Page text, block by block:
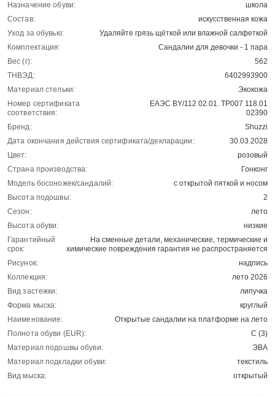
Назначение обуви:
школа
Состав:
искусственная кожа
Уход за обувью:
Удаляйте грязь щёткой или влажной салфеткой
Комплектация:
Сандалии для девочки - 1 пара
Вес (г):
562
ТНВЭД:
6402993900
Материал стельки:
Экокожа
Номер сертификата
соответствия:
ЕАЭС BY/112 02.01. ТР007 118.01
02390
Бренд:
Shuzzi
Дата окончания действия сертификата/декларации:
30.03.2028
Цвет:
розовый
Страна производства:
Гонконг
Модель босоножек/сандалий:
с открытой пяткой и носом
Высота подошвы:
2
Сезон:
лето
Высота обуви:
низкие
Гарантийный
срок:
На сменные детали, механические, термические и
химические повреждения гарантия не распространяется
Рисунок:
надпись
Коллекция:
лето 2026
Вид застежки:
липучка
Форма мыска:
круглый
Наименование:
Открытые сандалии на платформе на лето
Полнота обуви (EUR):
С (3)
Материал подошвы обуви:
ЭВА
Материал подкладки обуви:
текстиль
Вид мыска:
открытый